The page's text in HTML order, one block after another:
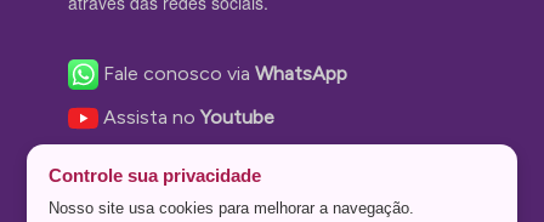
Fale conosco viaWhatsApp
Assista noYoutube
Nos siga no Instagram
Controle sua privacidade
Nosso site usa cookies para melhorar a navegação.